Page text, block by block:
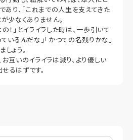
あり、「これまでの人生を支えてきた
少なくありません。
！」とイライラした時は、一歩引いて
いるんだな」「かつての名残りかな」
ょう。
互いのイライラは減り、より優しい
るはずです。